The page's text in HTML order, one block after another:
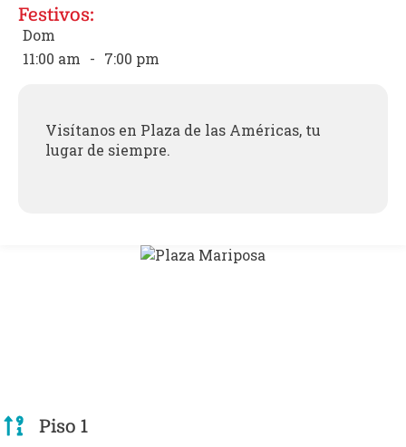
Festivos:
Dom
11:00 am - 7:00 pm
Visítanos en Plaza de las Américas, tu
lugar de siempre.
Piso 1